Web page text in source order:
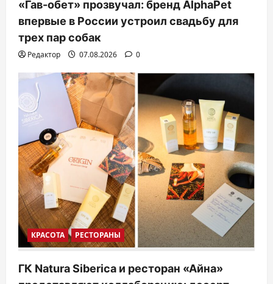
«Гав-обет» прозвучал: бренд AlphaPet
впервые в России устроил свадьбу для
трех пар собак
Редактор 07.08.2026 0
КРАСОТА РЕСТОРАНЫ
ГК Natura Siberica и ресторан «Айна»